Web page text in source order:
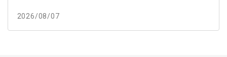
2026/08/07